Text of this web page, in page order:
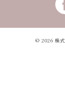
© 2026 株